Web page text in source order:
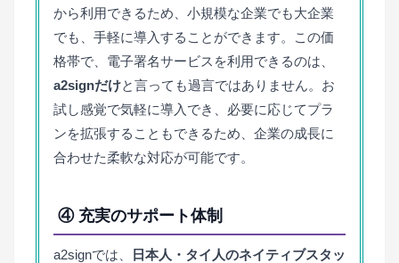
から利用できるため、小規模な企業でも大企業
でも、手軽に導入することができます。この価
格帯で、電子署名サービスを利用できるのは、
a2signだけと言っても過言ではありません。お
試し感覚で気軽に導入でき、必要に応じてプラ
ンを拡張することもできるため、企業の成長に
合わせた柔軟な対応が可能です。
④ 充実のサポート体制
a2signでは、
日本人・タイ人のネイティブスタッ